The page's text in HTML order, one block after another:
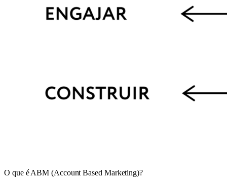
O que é ABM (Account Based Marketing)?